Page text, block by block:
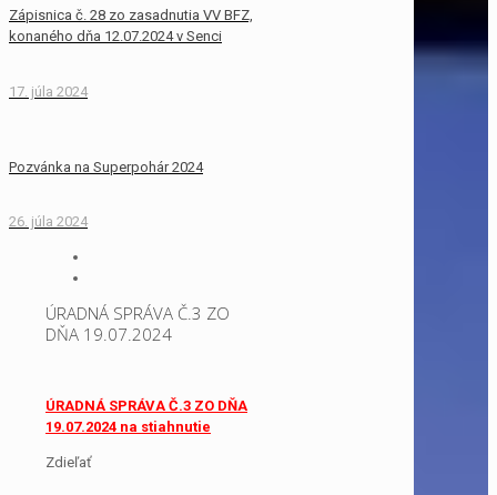
Zápisnica č. 28 zo zasadnutia VV BFZ,
konaného dňa 12.07.2024 v Senci
17. júla 2024
Pozvánka na Superpohár 2024
26. júla 2024
ÚRADNÁ SPRÁVA Č.3 ZO
DŇA 19.07.2024
ÚRADNÁ SPRÁVA Č.3 ZO DŇA
19.07.2024 na stiahnutie
Zdieľať